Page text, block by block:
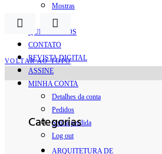
Mostras
Arte
QUEM SOMOS
CONTATO
REVISTA DIGITAL
ASSINE
MINHA CONTA
Detalhes da conta
Pedidos
Senha perdida
Log out
VOLTAR AO TOPO
Categorias
ARQUITETURA DE